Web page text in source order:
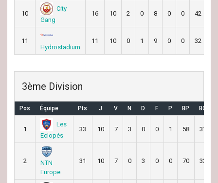
10
City
Gang
16 10 2 0 8 0 0 42
11
Hydrostadium
11 10 0 1 9 0 0 32
3ème Division
Pos Équipe Pts J V N D F P BP BC
1
Les
Eclopés
33 10 7 3 0 0 1 58 31
2
NTN
Europe
31 10 7 0 3 0 0 70 33